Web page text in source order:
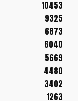
10453
9325
6873
6040
5669
4480
3402
1263